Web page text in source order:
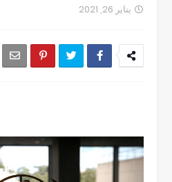
يناير 26, 2021